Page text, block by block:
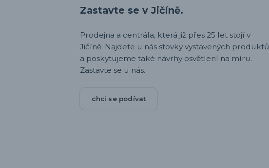
Zastavte se v Jičíně.
Prodejna a centrála, která již přes 25 let stojí v
Jičíně. Najdete u nás stovky vystavených produktů
a poskytujeme také návrhy osvětlení na míru.
Zastavte se u nás.
chci se podívat